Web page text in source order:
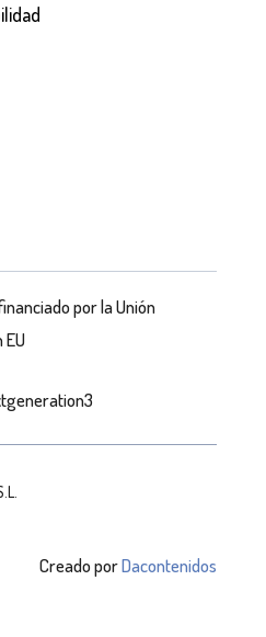
por la Unión
Creado porDacontenidos